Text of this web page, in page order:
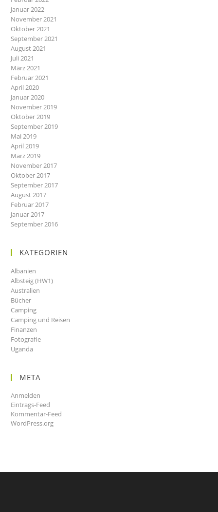
Januar 2022
November 2021
Oktober 2021
September 2021
August 2021
Juli 2021
März 2021
Februar 2021
April 2020
Januar 2020
November 2019
Oktober 2019
September 2019
Mai 2019
April 2019
März 2019
November 2017
Oktober 2017
September 2017
August 2017
Februar 2017
Januar 2017
September 2016
KATEGORIEN
Albanien
Albsteig (HW1)
Australien
Bücher
Camping
Camping und Reisen
Finanzen
Fotografie
Uganda
META
Anmelden
Eintrags-Feed
Kommentar-Feed
WordPress.org